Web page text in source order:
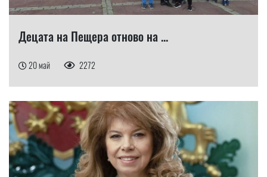
Децата на Пещера отново на ...
20 май 2272